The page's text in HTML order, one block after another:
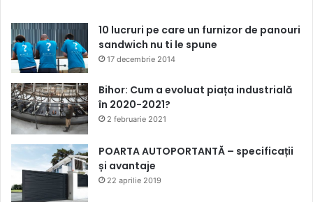
10 lucruri pe care un furnizor de panouri
sandwich nu ti le spune
17 decembrie 2014
Bihor: Cum a evoluat piața industrială
în 2020-2021?
2 februarie 2021
POARTA AUTOPORTANTĂ – specificații
și avantaje
22 aprilie 2019